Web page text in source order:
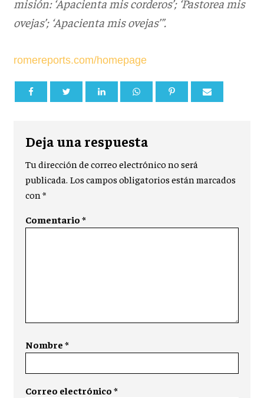
misión: ‘Apacienta mis corderos’; ‘Pastorea mis
ovejas’; ‘Apacienta mis ovejas’”.
romereports.com/homepage
Deja una respuesta
Tu dirección de correo electrónico no será
publicada. Los campos obligatorios están marcados
con*
Comentario*
Nombre*
Correo electrónico*